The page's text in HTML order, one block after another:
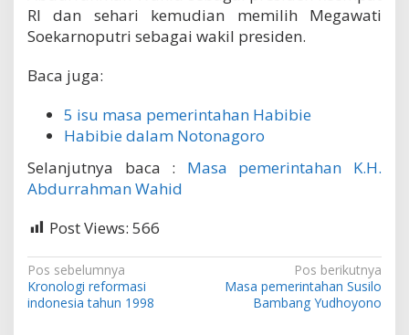
RI dan sehari kemudian memilih Megawati
Soekarnoputri sebagai wakil presiden.
Baca juga:
5 isu masa pemerintahan Habibie
Habibie dalam Notonagoro
Selanjutnya baca : Masa pemerintahan K.H.
Abdurrahman Wahid
Post Views: 566
N
a
Pos sebelumnya
Kronologi reformasi
indonesia tahun 1998
Pos berikutnya
Masa pemerintahan Susilo
Bambang Yudhoyono